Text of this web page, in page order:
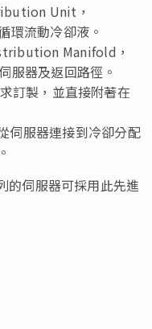
Unit，
環流動冷卻液。
Manifold，
服器及返回路徑。
訂製，並直接附著在
伺服器連接到冷卻分配
伺服器可採用此先進